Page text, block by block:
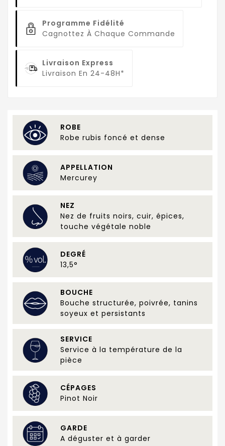
Programme Fidélité
Cagnottez À Chaque Commande
Livraison Express
Livraison En 24-48H*
ROBE
Robe rubis foncé et dense
APPELLATION
Mercurey
NEZ
Nez de fruits noirs, cuir, épices,
touche végétale noble
DEGRÉ
13,5°
BOUCHE
Bouche structurée, poivrée, tanins
soyeux et persistants
SERVICE
Service à la température de la
pièce
CÉPAGES
Pinot Noir
GARDE
A déguster et à garder